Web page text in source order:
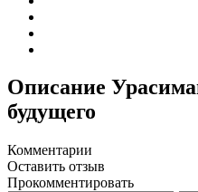
Описание
будущего
Комментарии
Оставить отзыв
Прокомментировать